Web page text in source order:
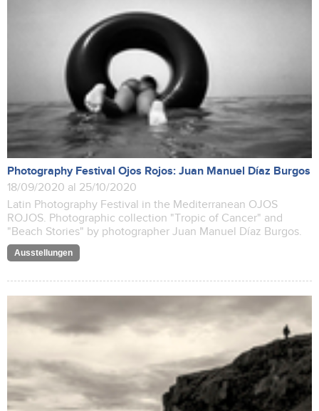
Photography Festival Ojos Rojos: Juan Manuel Díaz Burgos
18/09/2020 al 25/10/2020
Latin Photography Festival in the Mediterranean OJOS
ROJOS. Photographic collection "Tropic of Cancer" and
"Beach Stories" by photographer Juan Manuel Díaz Burgos.
Ausstellungen